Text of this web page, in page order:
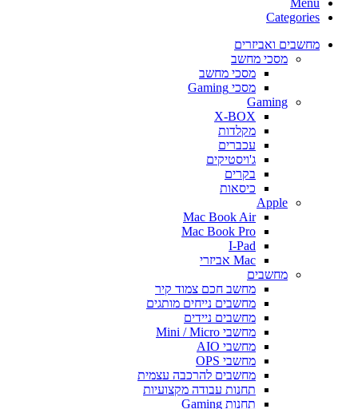
Categories
מחשבים ואביזרים
מסכי מחשב
מסכי מחשב
מסכי Gaming
Gaming
X-BOX
מקלדות
עכברים
ג'ויסטיקים
בקרים
כיסאות
Apple
Mac Book Air
Mac Book Pro
I-Pad
Mac אביזרי
מחשבים
מחשב חכם צמוד קיר
מחשבים נייחים מותגים
מחשבים ניידים
מחשבי Mini / Micro
מחשבי AIO
מחשבי OPS
מחשבים להרכבה עצמית
תחנות עבודה מקצועיות
תחנות Gaming